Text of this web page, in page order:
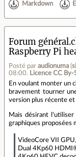
Markdown
Forum
Raspberry Pi
Posté par audionuma (
08:00. Licence CC
En voulant monter un
bravement tourner
version plus récente
Mais désirant l'utiliser
graphiques proposées
VideoCore VII
Dual 4Kp60